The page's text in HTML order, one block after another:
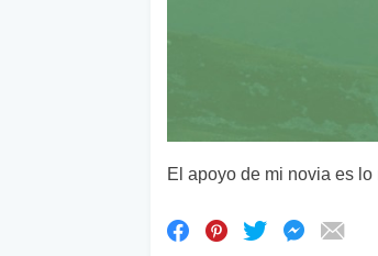
El apoyo de mi novia es